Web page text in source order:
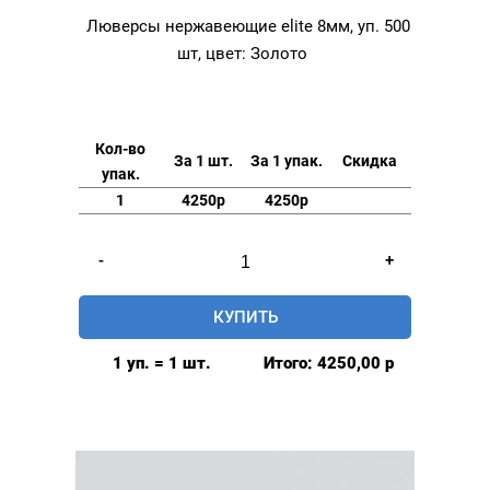
Люверсы нержавеющие elite 8мм, уп. 500
шт, цвет: Золото
Кол-во
упак.
За 1 шт. За 1 упак. Скидка
1 4250р 4250р
-
товара
Люверсы
нержавеющие
+
КУПИТЬ
1 уп. = 1 шт. Итого: 4250,00 р